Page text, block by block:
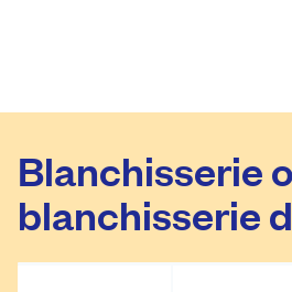
Blanchisserie
blanchisserie